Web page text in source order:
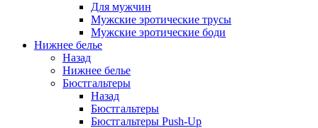
Для мужчин
Мужские эротические трусы
Мужские эротические боди
Нижнее белье
Назад
Нижнее белье
Бюстгальтеры
Назад
Бюстгальтеры
Бюстгальтеры Push-Up